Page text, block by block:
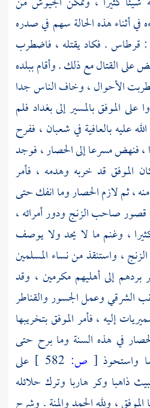
في أثناء هذه الحالة سهم في صدره
: قرطاس. فكاد يقتله ، فاضطرب
القتال مع ذلك . وأقام ببلده
الأحوال ، وخاف الناس جدا
على الموفقبالمسير إلىبغداد فلم
عليه بالعافية في شعبان ، ففرح
فنهض مسرعا إلى الحصار ، فوجد
الموفق قد خربه وهدمه ، فأمر
، ثم لازم الحصار وما انفك حتى
قصور صاحبالزنجودور أمرائه ،
، وغنم ما لا يحد ولا يوصف
الزنج ، واستنقذ من نساء المسلمين
بردهم إلى أهليهم مكرمين ، وقد
الشرقي وعمل الجسور والقناطر
إليه ، فأمرالموفقبتخريبها
في هذه السنة وما برح حتى
واستحوذ [ ص:
على
ذاهبا وكر هاربا وترك حلائله